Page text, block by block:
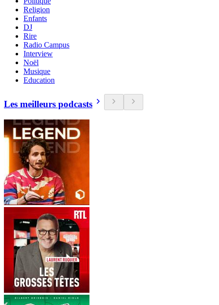
Religion
Enfants
DJ
Rire
Radio Campus
Interview
Noël
Musique
Education
Les meilleurs podcasts